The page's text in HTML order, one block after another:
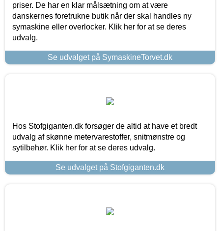
priser. De har en klar målsætning om at være
danskernes foretrukne butik når der skal handles ny
symaskine eller overlocker. Klik her for at se deres
udvalg.
Se udvalget på SymaskineTorvet.dk
Hos Stofgiganten.dk forsøger de altid at have et bredt
udvalg af skønne metervarestoffer, snitmønstre og
sytilbehør. Klik her for at se deres udvalg.
Se udvalget på Stofgiganten.dk